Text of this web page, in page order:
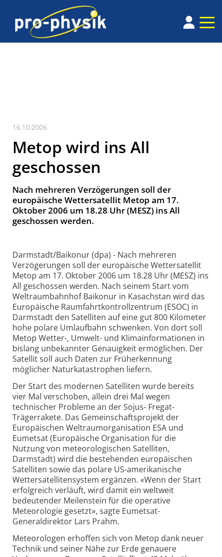
16.10.2006
Metop wird ins All
geschossen
Nach mehreren Verzögerungen soll der
europäische Wettersatellit Metop am 17.
Oktober 2006 um 18.28 Uhr (MESZ) ins All
geschossen werden.
Darmstadt/Baikonur (dpa) - Nach mehreren
Verzögerungen soll der europäische Wettersatellit
Metop am 17. Oktober 2006 um 18.28 Uhr (MESZ) ins
All geschossen werden. Nach seinem Start vom
Weltraumbahnhof Baikonur in Kasachstan wird das
Europäische Raumfahrtkontrollzentrum (ESOC) in
Darmstadt den Satelliten auf eine gut 800 Kilometer
hohe polare Umlaufbahn schwenken. Von dort soll
Metop Wetter-, Umwelt- und Klimainformationen in
bislang unbekannter Genauigkeit ermöglichen. Der
Satellit soll auch Daten zur Früherkennung
möglicher Naturkatastrophen liefern.
Der Start des modernen Satelliten wurde bereits
vier Mal verschoben, allein drei Mal wegen
technischer Probleme an der Sojus- Fregat-
Trägerrakete. Das Gemeinschaftsprojekt der
Europäischen Weltraumorganisation ESA und
Eumetsat (Europäische Organisation für die
Nutzung von meteorologischen Satelliten,
Darmstadt) wird die bestehenden europäischen
Satelliten sowie das polare US-amerikanische
Wettersatellitensystem ergänzen. «Wenn der Start
erfolgreich verläuft, wird damit ein weltweit
bedeutender Meilenstein für die operative
Meteorologie gesetzt», sagte Eumetsat-
Generaldirektor Lars Prahm.
Meteorologen erhoffen sich von Metop dank neuer
Technik und seiner Nähe zur Erde genauere